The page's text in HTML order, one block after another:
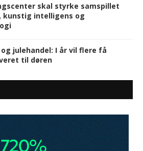
skal styrke samspillet
kunstig intelligens og
og julehandel: I år vil flere få
til døren